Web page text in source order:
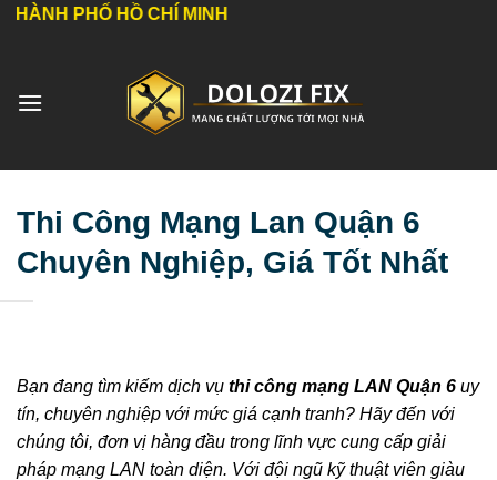
Bỏ
dung
HỒ CHÍ MINH
Thi Công Mạng Lan Quận 6
Chuyên Nghiệp, Giá Tốt Nhất
Bạn đang tìm kiếm dịch vụ thi công mạng LAN Quận 6 uy
tín, chuyên nghiệp với mức giá cạnh tranh? Hãy đến với
chúng tôi, đơn vị hàng đầu trong lĩnh vực cung cấp giải
pháp mạng LAN toàn diện. Với đội ngũ kỹ thuật viên giàu